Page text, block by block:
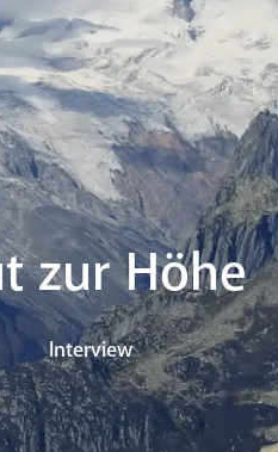
zur Höhe
Interview